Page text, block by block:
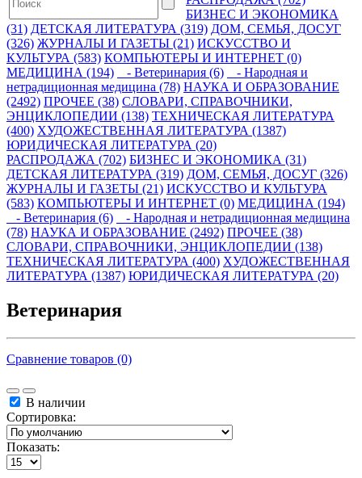
БИЗНЕС И ЭКОНОМИКА
(31) ДЕТСКАЯ ЛИТЕРАТУРА (319) ДОМ, СЕМЬЯ, ДОСУГ
(326) ЖУРНАЛЫ И ГАЗЕТЫ (21) ИСКУССТВО И
КУЛЬТУРА (583) КОМПЬЮТЕРЫ И ИНТЕРНЕТ (0)
МЕДИЦИНА (194)
- Ветеринария (6)
- Народная и
нетрадиционная медицина (78) НАУКА И ОБРАЗОВАНИЕ
(2492) ПРОЧЕЕ (38) СЛОВАРИ, СПРАВОЧНИКИ,
ЭНЦИКЛОПЕДИИ (138) ТЕХНИЧЕСКАЯ ЛИТЕРАТУРА
(400) ХУДОЖЕСТВЕННАЯ ЛИТЕРАТУРА (1387)
ЮРИДИЧЕСКАЯ ЛИТЕРАТУРА (20)
РАСПРОДАЖА (702) БИЗНЕС И ЭКОНОМИКА (31)
ДЕТСКАЯ ЛИТЕРАТУРА (319) ДОМ, СЕМЬЯ, ДОСУГ (326)
ЖУРНАЛЫ И ГАЗЕТЫ (21) ИСКУССТВО И КУЛЬТУРА
(583) КОМПЬЮТЕРЫ И ИНТЕРНЕТ (0) МЕДИЦИНА (194)
- Ветеринария (6)
- Народная и нетрадиционная медицина
(78) НАУКА И ОБРАЗОВАНИЕ (2492) ПРОЧЕЕ (38)
СЛОВАРИ, СПРАВОЧНИКИ, ЭНЦИКЛОПЕДИИ (138)
ТЕХНИЧЕСКАЯ ЛИТЕРАТУРА (400) ХУДОЖЕСТВЕННАЯ
ЛИТЕРАТУРА (1387) ЮРИДИЧЕСКАЯ ЛИТЕРАТУРА (20)
Ветеринария
Сравнение товаров (0)
В наличии
Сортировка:
Показать: